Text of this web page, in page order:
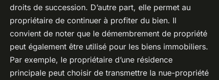
droits de succession. D’autre part, elle permet au
propriétaire de continuer à profiter du bien. Il
convient de noter que le démembrement de propriété
peut également être utilisé pour les biens immobiliers.
Par exemple, le propriétaire d’une résidence
principale peut choisir de transmettre la nue-propriété